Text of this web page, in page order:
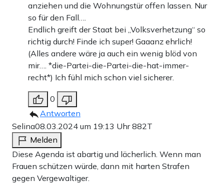
anziehen und die Wohnungstür offen lassen. Nur
so für den Fall….
Endlich greift der Staat bei „Volksverhetzung“ so
richtig durch! Finde ich super! Gaaanz ehrlich!
(Alles andere wäre ja auch ein wenig blöd von
mir…. *die-Partei-die-Partei-die-hat-immer-
recht*) Ich fühl mich schon viel sicherer.
0
Antworten
Selina08.03.2024 um 19:13 Uhr882T
Melden
Diese Agenda ist abartig und lächerlich. Wenn man
Frauen schützen würde, dann mit harten Strafen
gegen Vergewaltiger.